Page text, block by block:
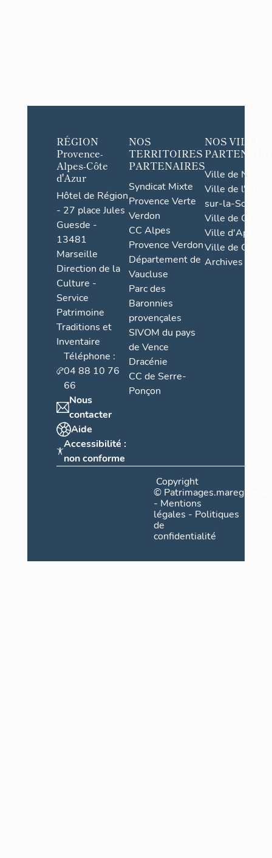
RÉGION
Provence-
Alpes-Côte
d'Azur
Hôtel de Région
- 27 place Jules
Guesde -
13481
Marseille
Direction de la
Culture -
Service
Patrimoine
Traditions et
Inventaire
Téléphone :
04 88 10 76
66
Nous
contacter
Aide
Accessibilité :
non conforme
NOS
TERRITOIRES
PARTENAIRES
Syndicat Mixte
Provence Verte
Verdon
CC Alpes
Provence Verdon
Département de
Vaucluse
Parc des
Baronnies
provençales
SIVOM du pays
de Vence
Dracénie
CC de Serre-
Ponçon
NOS VILLES
Ville de Nice
Ville de l'Isle-
sur-la-Sorgue
Ville de Grasse
Ville d'Apt
Ville de
Archives
Copyright
©
- Mentions
légales - Politiques
de
confidentialité